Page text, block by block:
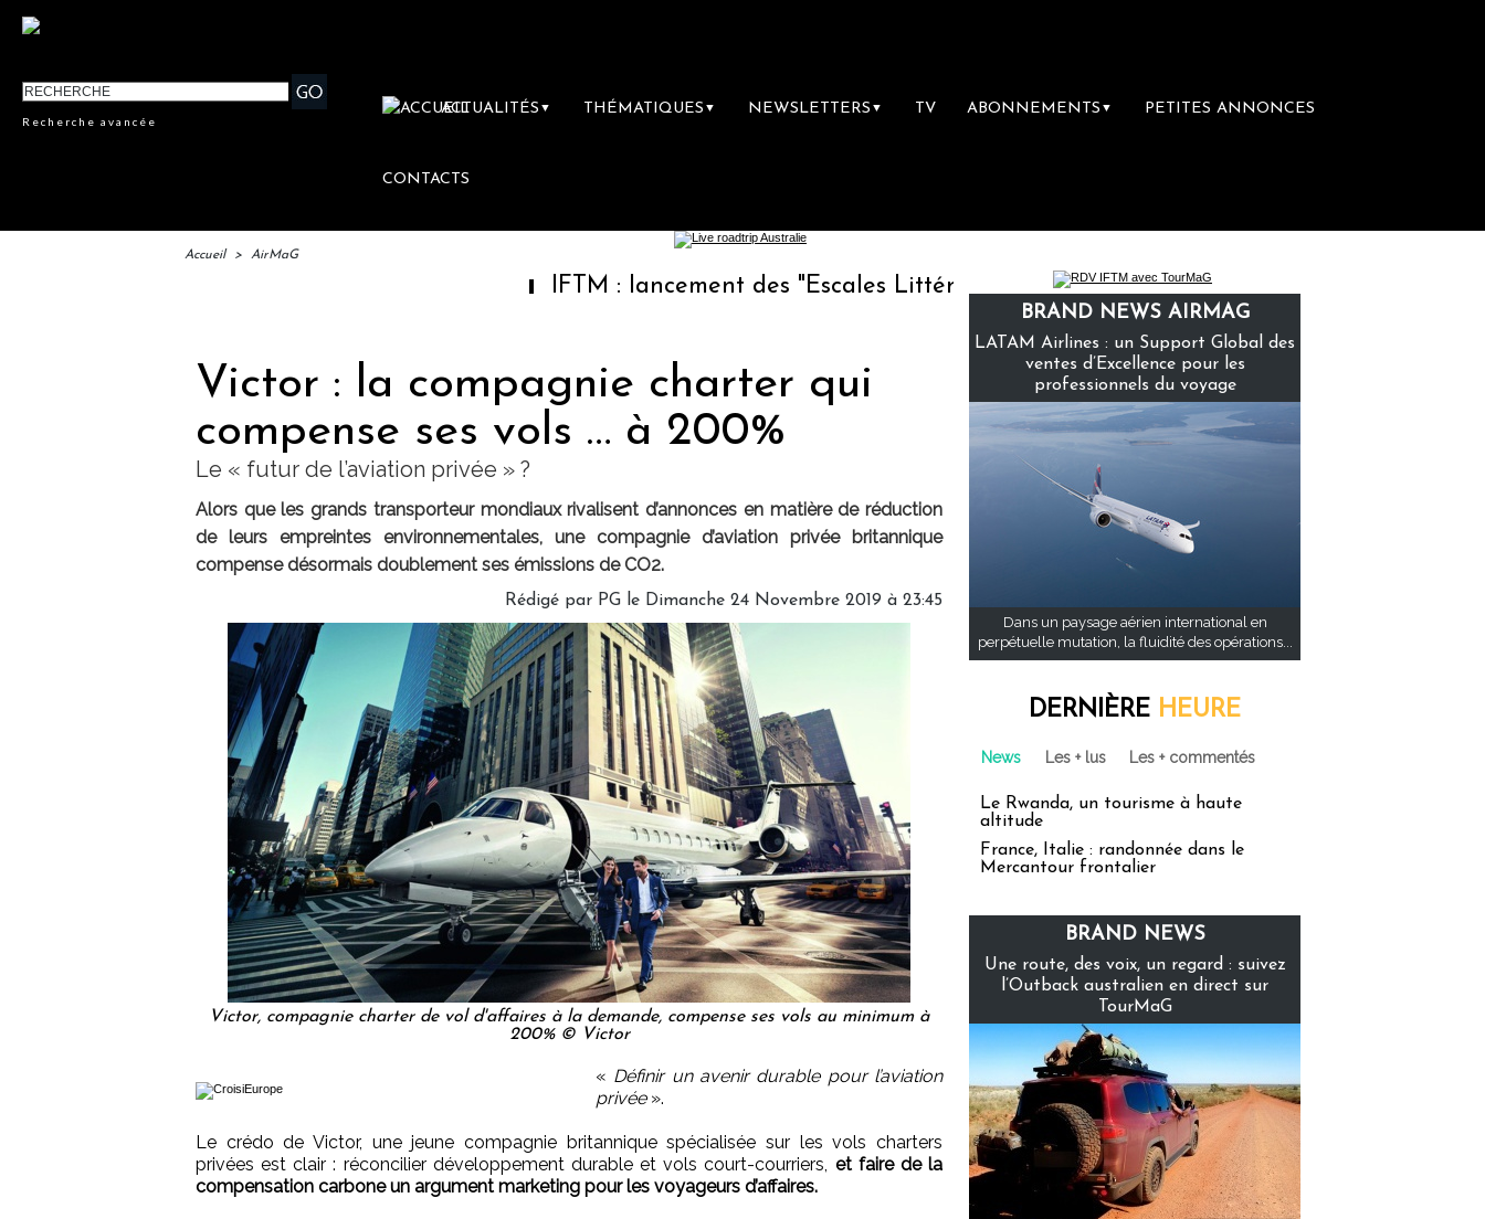
Recherche avancée
ACTUALITÉS ▼ THÉMATIQUES ▼ NEWSLETTERS ▼ TV ABONNEMENTS ▼ PETITES ANNONCES
CONTACTS
Accueil > AirMaG
IFTM : lancement des "Escales Littéraires", la première librairie du voyage
Victor : la compagnie charter qui
compense ses vols … à 200%
Le « futur de l’aviation privée » ?
Alors que les grands transporteur mondiaux rivalisent d’annonces en matière de réduction
de leurs empreintes environnementales, une compagnie d’aviation privée britannique
compense désormais doublement ses émissions de CO2.
Rédigé par PG le Dimanche 24 Novembre 2019 à 23:45
Victor, compagnie charter de vol d'affaires à la demande, compense ses vols au minimum à
200% © Victor
« Définir un avenir durable pour l’aviation
privée ».
Le crédo de Victor, une jeune compagnie britannique spécialisée sur les vols charters
privées est clair : réconcilier développement durable et vols court-courriers, et faire de la
compensation carbone un argument marketing pour les voyageurs d’affaires.
BRAND NEWS AIRMAG
LATAM Airlines : un Support Global des
ventes d’Excellence pour les
professionnels du voyage
Dans un paysage aérien international en
perpétuelle mutation, la fluidité des opérations...
DERNIÈRE HEURE
News Les + lus Les + commentés
Le Rwanda, un tourisme à haute
altitude
France, Italie : randonnée dans le
Mercantour frontalier
BRAND NEWS
Une route, des voix, un regard : suivez
l’Outback australien en direct sur
TourMaG